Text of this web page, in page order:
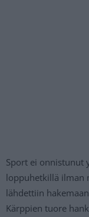
Sport ei onnistunut
loppuhetkillä ilman
lähdettiin
Kärppien tuore